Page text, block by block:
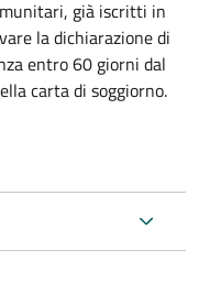
già iscritti in
la dichiarazione di
entro 60 giorni dal
carta di soggiorno.